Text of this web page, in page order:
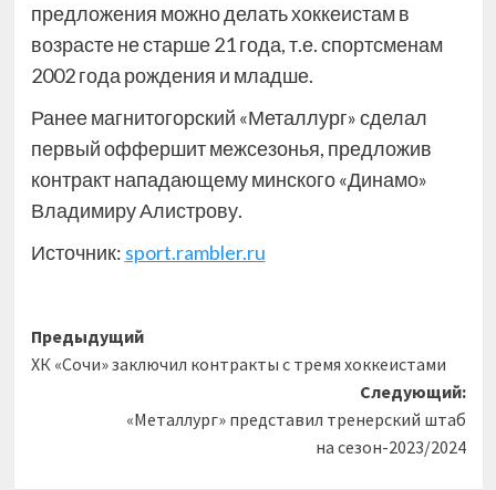
предложения можно делать хоккеистам в
возрасте не старше 21 года, т.е. спортсменам
2002 года рождения и младше.
Ранее магнитогорский «Металлург» сделал
первый оффершит межсезонья, предложив
контракт нападающему минского «Динамо»
Владимиру Алистрову.
Источник: sport.rambler.ru
Навигация
записи
Предыдущий
ХК «Сочи» заключил контракты с тремя хоккеистами
Следующий:
«Металлург» представил тренерский штаб
на сезон-2023/2024